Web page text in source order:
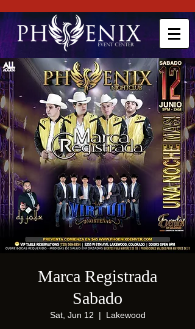
Marca Registrada
Sabado
Sat, Jun 12
  |
Lakewood